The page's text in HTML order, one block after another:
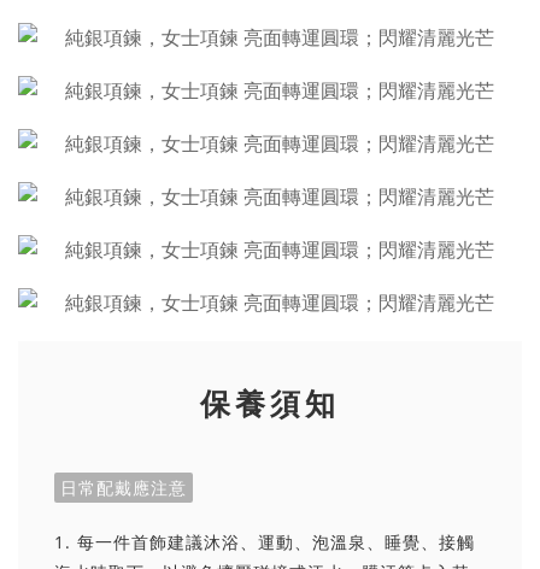
保養須知
日常配戴應注意
1. 每一件首飾建議沐浴、運動、泡溫泉、睡覺、接觸